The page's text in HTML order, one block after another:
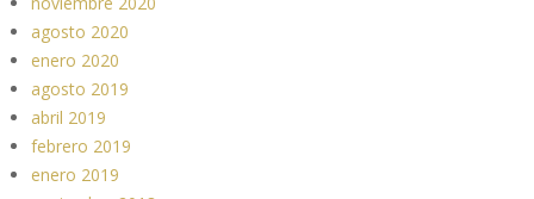
agosto 2020
enero 2020
agosto 2019
abril 2019
febrero 2019
enero 2019